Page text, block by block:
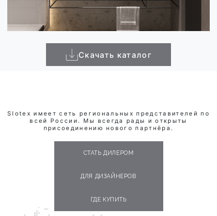
Скачать каталог
Slotex имеет сеть региональных представителей по
всей России. Мы всегда рады и открыты
присоединению нового партнёра.
СТАТЬ ДИЛЕРОМ
ДЛЯ ДИЗАЙНЕРОВ
ГДЕ КУПИТЬ